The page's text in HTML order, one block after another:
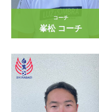
コーチ
峯松 コーチ